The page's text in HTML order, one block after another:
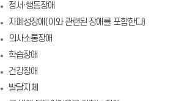
정서·행동장애
자폐성장애(이와 관련된 장애를 포함한다)
의사소통장애
학습장애
건강장애
발달지체